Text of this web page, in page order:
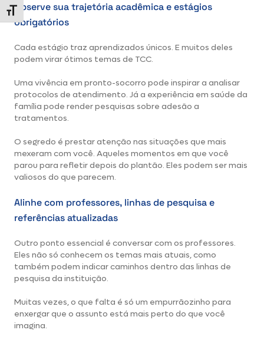
Alternar tamanho da fonte
Observe sua trajetória acadêmica e estágios
obrigatórios
Cada estágio traz aprendizados únicos. E muitos deles
podem virar ótimos temas de TCC.
Uma vivência em pronto-socorro pode inspirar a analisar
protocolos de atendimento. Já a experiência em saúde da
família pode render pesquisas sobre adesão a
tratamentos.
O segredo é prestar atenção nas situações que mais
mexeram com você. Aqueles momentos em que você
parou para refletir depois do plantão. Eles podem ser mais
valiosos do que parecem.
Alinhe com professores, linhas de pesquisa e
referências atualizadas
Outro ponto essencial é conversar com os professores.
Eles não só conhecem os temas mais atuais, como
também podem indicar caminhos dentro das linhas de
pesquisa da instituição.
Muitas vezes, o que falta é só um empurrãozinho para
enxergar que o assunto está mais perto do que você
imagina.